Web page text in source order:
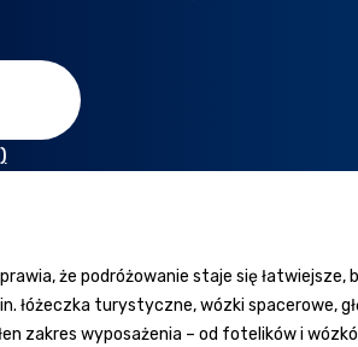
)
że podróżowanie staje się
łóżeczka turystyczne, wózki spacerowe,
zakres wyposażenia – od fotelików i